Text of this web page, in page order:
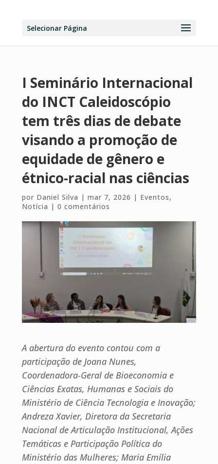
Selecionar Página
I Seminário Internacional
do INCT Caleidoscópio
tem três dias de debate
visando a promoção de
equidade de gênero e
étnico-racial nas ciências
por Daniel Silva | mar 7, 2026 | Eventos,
Notícia | 0 comentários
A abertura do evento contou com a
participação de Joana Nunes,
Coordenadora-Geral de Bioeconomia e
Ciências Exatas, Humanas e Sociais do
Ministério de Ciência Tecnologia e Inovação;
Andreza Xavier, Diretora da Secretaria
Nacional de Articulação Institucional, Ações
Temáticas e Participação Política do
Ministério das Mulheres; Maria Emília